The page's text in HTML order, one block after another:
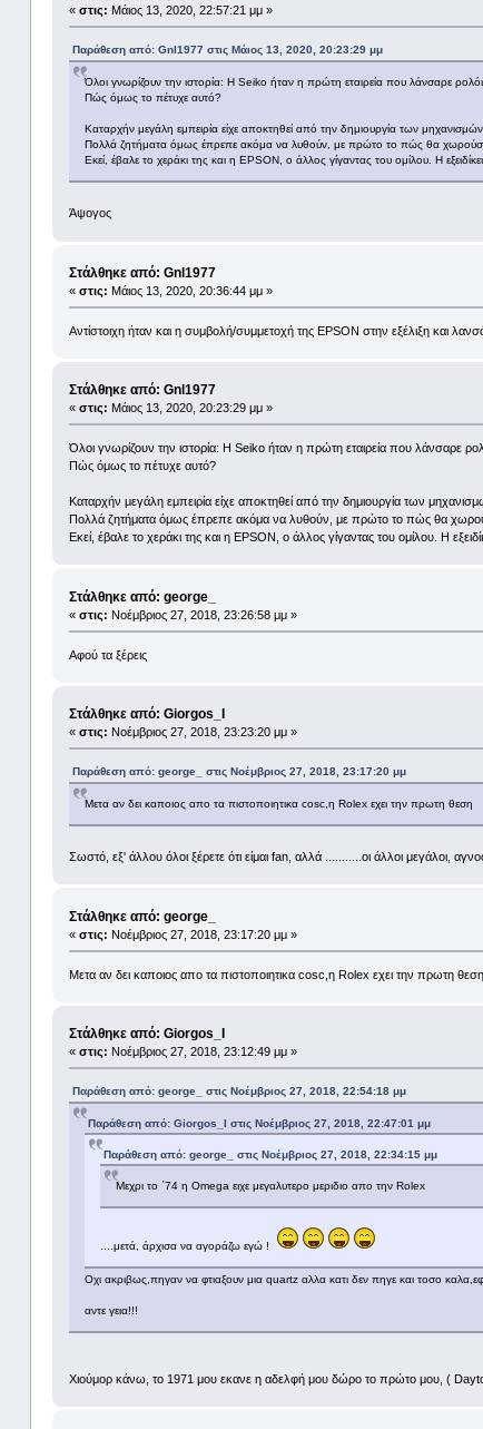
« στις: Μάιος 13, 2020, 22:57:21 μμ »
Παράθεση από: Gnl1977 στις Μάιος 13, 2020, 20:23:29 μμ
Όλοι γνωρίζουν την ιστορία: Η Seiko ήταν η πρώτη εταιρεία που λάνσαρε
Πώς όμως το πέτυχε αυτό?
Καταρχήν μεγάλη εμπειρία είχε αποκτηθεί από την δημιουργία των
Πολλά ζητήματα όμως έπρεπε ακόμα να λυθούν, με πρώτο το πώς θα χωρούσε
Εκεί, έβαλε το χεράκι της και η EPSON, ο άλλος γίγαντας του ομίλου. Η
Άψογος
Στάλθηκε από: Gnl1977
« στις: Μάιος 13, 2020, 20:36:44 μμ »
Αντίστοιχη ήταν και η συμβολή/συμμετοχή της EPSON στην εξέλιξη και
Στάλθηκε από: Gnl1977
« στις: Μάιος 13, 2020, 20:23:29 μμ »
Όλοι γνωρίζουν την ιστορία: Η Seiko ήταν η πρώτη εταιρεία που λάνσαρε
Πώς όμως το πέτυχε αυτό?
Καταρχήν μεγάλη εμπειρία είχε αποκτηθεί από την δημιουργία των
Πολλά ζητήματα όμως έπρεπε ακόμα να λυθούν, με πρώτο το πώς θα
Εκεί, έβαλε το χεράκι της και η EPSON, ο άλλος γίγαντας του ομίλου. Η
Στάλθηκε από: george_
« στις: Νοέμβριος 27, 2018, 23:26:58 μμ »
Αφού τα ξέρεις
Στάλθηκε από: Giorgos_I
« στις: Νοέμβριος 27, 2018, 23:23:20 μμ »
Παράθεση από: george_ στις Νοέμβριος 27, 2018, 23:17:20 μμ
Μετα αν δει καποιος απο τα πιστοποιητικα cosc,η Rolex εχει την πρωτη θεση
Σωστό, εξ' άλλου όλοι ξέρετε ότι είμαι fan, αλλά ...........οι άλλοι μεγάλοι,
Στάλθηκε από: george_
« στις: Νοέμβριος 27, 2018, 23:17:20 μμ »
Μετα αν δει καποιος απο τα πιστοποιητικα cosc,η Rolex εχει την πρωτη θεση
Στάλθηκε από: Giorgos_I
« στις: Νοέμβριος 27, 2018, 23:12:49 μμ »
Παράθεση από: george_ στις Νοέμβριος 27, 2018, 22:54:18 μμ
Παράθεση από: Giorgos_I στις Νοέμβριος 27, 2018, 22:47:01 μμ
Παράθεση από: george_ στις Νοέμβριος 27, 2018, 22:34:15 μμ
Μεχρι το ΄74 η Omega ειχε μεγαλυτερο μεριδιο απο την Rolex
....μετά, άρχισα να αγοράζω εγώ !
Οχι ακριβως,πηγαν να φτιαξουν μια quartz αλλα κατι δεν πηγε και τοσο
αντε γεια!!!
Χιούμορ κάνω, το 1971 μου εκανε η αδελφή μου δώρο το πρώτο μου, (